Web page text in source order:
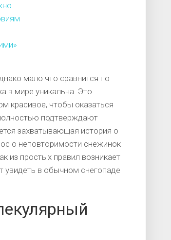
мало что сравнится по
в мире уникальна. Это
красивое, чтобы оказаться
подтверждают
захватывающая история о
о неповторимости снежинок
из простых правил возникает
увидеть в обычном снегопаде